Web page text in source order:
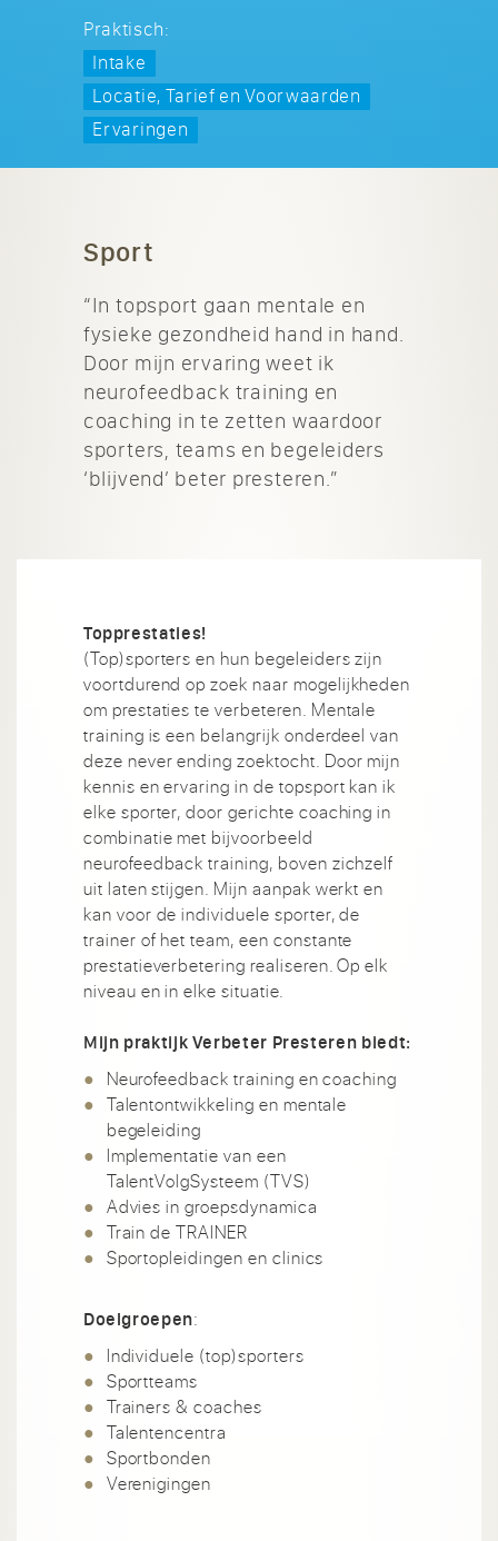
Praktisch:
Intake
Locatie, Tarief en Voorwaarden
Ervaringen
Sport
“In topsport gaan mentale en
fysieke gezondheid hand in hand.
Door mijn ervaring weet ik
neurofeedback training en
coaching in te zetten waardoor
sporters, teams en begeleiders
‘blijvend’ beter presteren.”
Topprestaties!
(Top)sporters en hun begeleiders zijn
voortdurend op zoek naar mogelijkheden
om prestaties te verbeteren. Mentale
training is een belangrijk onderdeel van
deze never ending zoektocht. Door mijn
kennis en ervaring in de topsport kan ik
elke sporter, door gerichte coaching in
combinatie met bijvoorbeeld
neurofeedback training, boven zichzelf
uit laten stijgen. Mijn aanpak werkt en
kan voor de individuele sporter, de
trainer of het team, een constante
prestatieverbetering realiseren. Op elk
niveau en in elke situatie.
Mijn praktijk Verbeter Presteren biedt:
Neurofeedback training en coaching
Talentontwikkeling en mentale
begeleiding
Implementatie van een
TalentVolgSysteem (TVS)
Advies in groepsdynamica
Train de TRAINER
Sportopleidingen en clinics
Doelgroepen:
Individuele (top)sporters
Sportteams
Trainers & coaches
Talentencentra
Sportbonden
Verenigingen